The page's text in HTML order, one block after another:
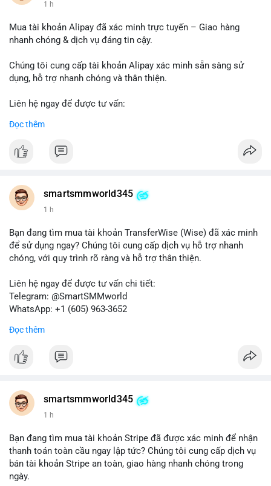
1 h
Mua tài khoản Alipay đã xác minh trực tuyến – Giao hàng
nhanh chóng & dịch vụ đáng tin cậy.
Chúng tôi cung cấp tài khoản Alipay xác minh sẵn sàng sử
dụng, hỗ trợ nhanh chóng và thân thiện.
Liên hệ ngay để được tư vấn:
WhatsApp: +1 (605) 963-3652
#buyverifiedalipayaccounts
Đọc thêm
smartsmmworld345
1 h
Bạn đang tìm mua tài khoản TransferWise (Wise) đã xác minh
để sử dụng ngay? Chúng tôi cung cấp dịch vụ hỗ trợ nhanh
chóng, với quy trình rõ ràng và hỗ trợ thân thiện.
Liên hệ ngay để được tư vấn chi tiết:
Telegram: @SmartSMMworld
WhatsApp: +1 (605) 963-3652
Lưu ý: Việc mua bán tài khoản có thể vi phạm điều khoản dịch
Đọc thêm
smartsmmworld345
1 h
Bạn đang tìm mua tài khoản Stripe đã được xác minh để nhận
thanh toán toàn cầu ngay lập tức? Chúng tôi cung cấp dịch vụ
bán tài khoản Stripe an toàn, giao hàng nhanh chóng trong
ngày.